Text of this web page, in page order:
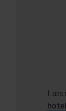
Læs